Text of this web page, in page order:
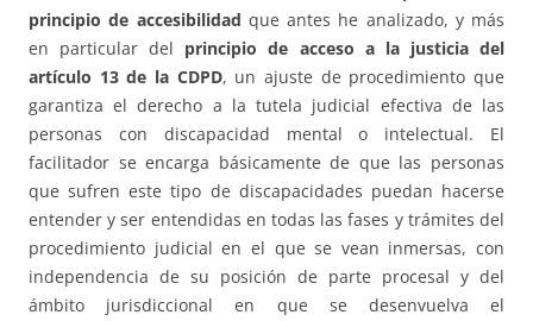
principio de accesibilidad que antes he analizado, y más
en particular del principio de acceso a la justicia del
artículo 13 de la CDPD, un ajuste de procedimiento que
garantiza el derecho a la tutela judicial efectiva de las
personas con discapacidad mental o intelectual. El
facilitador se encarga básicamente de que las personas
que sufren este tipo de discapacidades puedan hacerse
entender y ser entendidas en todas las fases y trámites del
procedimiento judicial en el que se vean inmersas, con
independencia de su posición de parte procesal y del
ámbito jurisdiccional en que se desenvuelva el